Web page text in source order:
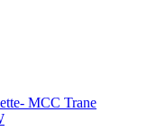
MCC Trane